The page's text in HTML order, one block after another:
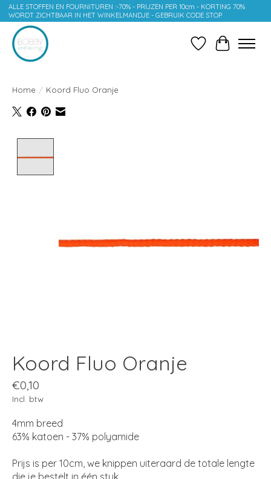
ALLE STOFFEN EN FOURNITUREN :-70% - PRIJZEN PER 10cm - KORTING 70%
WORDT ZICHTBAAR IN HET WINKELMANDJE - GEBRUIK CODE STOP
Verlanglijst
Home / Koord Fluo Oranje
Koord Fluo Oranje
€0,10
Incl. btw
4mm breed
63% katoen - 37% polyamide
Prijs is per 10cm, we knippen uiteraard de totale lengte
die je bestelt in één stuk.